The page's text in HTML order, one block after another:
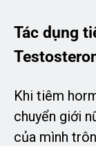
Tác dụng
Khi tiêm
chuyển giới
của mình